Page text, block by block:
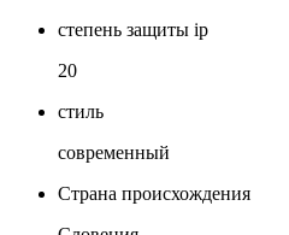
степень защиты ip
20
стиль
современный
Страна происхождения